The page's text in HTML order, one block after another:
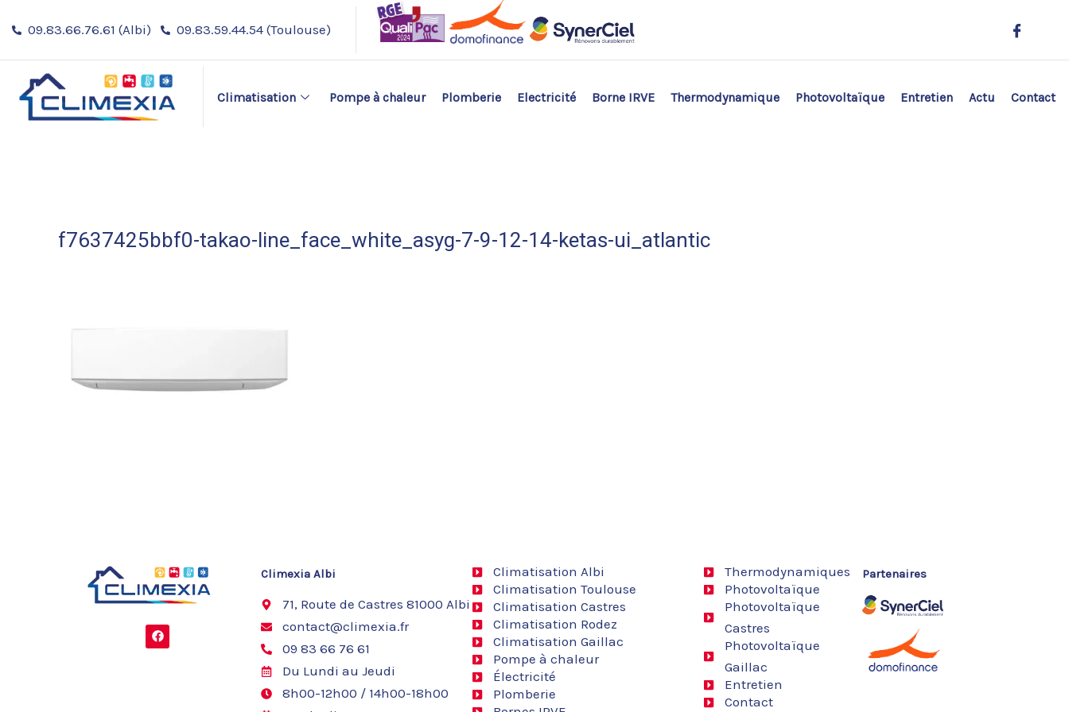
au
09.83.66.76.61 (Albi) 09.83.59.44.54 (Toulouse)
Climatisation Pompe à chaleur Plomberie Electricité Borne IRVE Thermodynamique Photovoltaïque Entretien Actu Contact
f7637425bbf0-takao-line_face_white_asyg-7-9-12-14-ketas-ui_atlantic
F
a
c
Climexia Albi
71, Route de Castres 81000 Albi
contact@climexia.fr
09 83 66 76 61
Du Lundi au Jeudi
8h00-12h00 / 14h00-18h00
Climatisation Albi
Climatisation Toulouse
Climatisation Castres
Climatisation Rodez
Climatisation Gaillac
Pompe à chaleur
Électricité
Plomberie
Thermodynamiques
Photovoltaïque
Photovoltaïque
Castres
Photovoltaïque
Gaillac
Entretien
Contact
Partenaires